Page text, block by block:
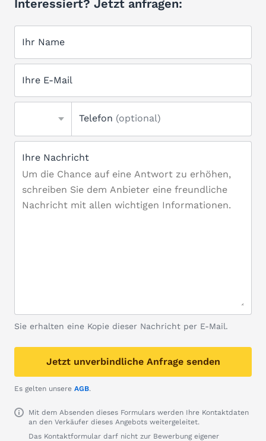
Interessiert? Jetzt anfragen:
Ihr Name
Ihre E-Mail
Telefon (optional)
Ihre Nachricht
Sie erhalten eine Kopie dieser Nachricht per E-Mail.
Jetzt unverbindliche Anfrage senden
Es gelten unsere AGB.
Mit dem Absenden dieses Formulars werden Ihre Kontaktdaten
an den Verkäufer dieses Angebots weitergeleitet.
Das Kontaktformular darf nicht zur Bewerbung eigener